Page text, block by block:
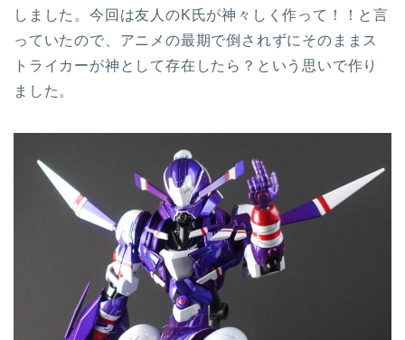
しました。今回は友人のK氏が神々しく作って！！と言
っていたので、アニメの最期で倒されずにそのままス
トライカーが神として存在したら？という思いで作り
ました。